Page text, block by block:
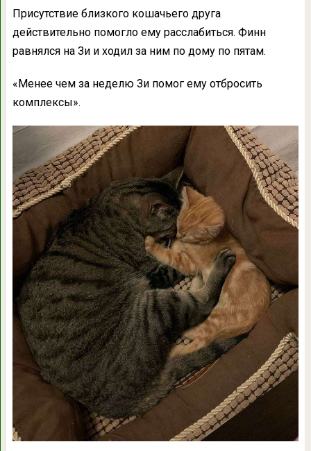
Присутствие близкого кошачьего друга
действительно помогло ему расслабиться. Финн
равнялся на Зи и ходил за ним по дому по пятам.
«Менее чем за неделю Зи помог ему отбросить
комплексы».